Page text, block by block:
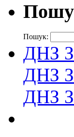
Пошук:
ДНЗ
ДНЗ
ДНЗ